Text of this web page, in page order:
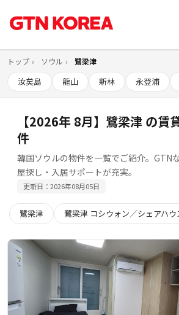
トップ ソウル 鷺梁津
汝矣島 龍山 新林 永登浦
【2026年 8月】鷺梁津 の賃
件
韓国ソウルの物件を一覧でご紹介。GTN
屋探し・入居サポートが充実。
更新日：2026年08月05日
鷺梁津 鷺梁津 コシウォン／シェアハウ